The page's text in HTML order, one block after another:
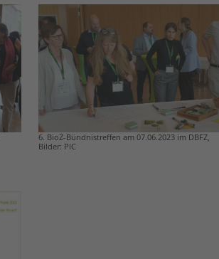
6. BioZ-Bündnistreffen am 07.06.2023 im DBFZ,
Bilder: PIC